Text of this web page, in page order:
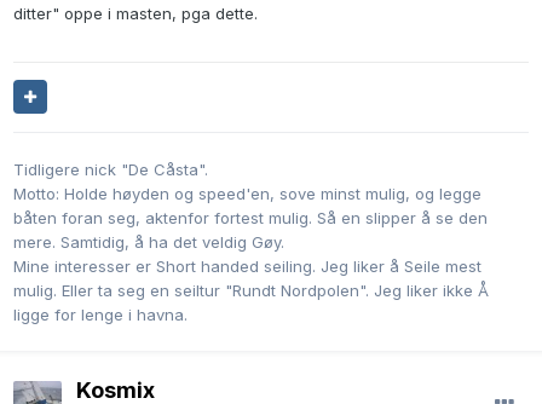
ditter" oppe i masten, pga dette.
Tidligere nick "De Cåsta".
Motto: Holde høyden og speed'en, sove minst mulig, og legge
båten foran seg, aktenfor fortest mulig. Så en slipper å se den
mere. Samtidig, å ha det veldig Gøy.
Mine interesser er Short handed seiling. Jeg liker å Seile mest
mulig. Eller ta seg en seiltur "Rundt Nordpolen". Jeg liker ikke Å
ligge for lenge i havna.
Kosmix